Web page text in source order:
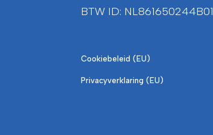
BTW ID: NL861650244B01
Cookiebeleid (EU)
Privacyverklaring (EU)